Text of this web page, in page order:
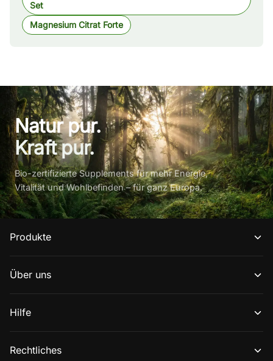
Set
Magnesium Citrat Forte
Natur pur.
Kraft pur.
Bio-zertifizierte Supplements für mehr Energie,
Vitalität und Wohlbefinden – für ganz Europa.
Produkte
Über uns
Hilfe
Rechtliches